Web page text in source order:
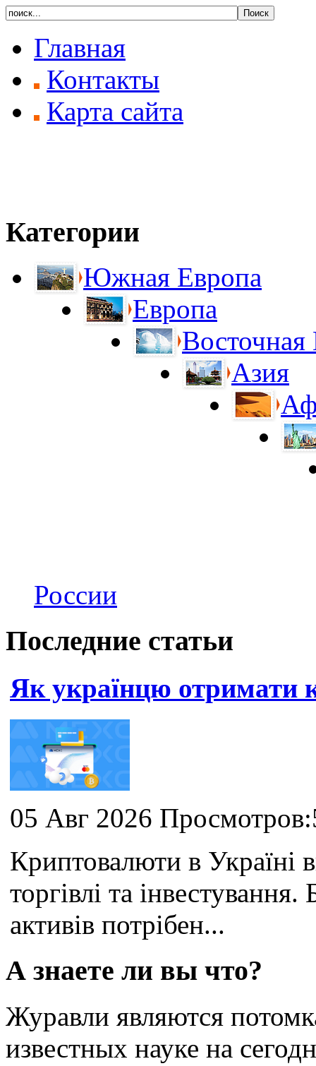
Главная
Контакты
Карта сайта
Категории
Южная Европа
Европа
Восточная
Азия
России
Последние статьи
Як українцю отримати
05 Авг 2026
Криптовалюти в Україні
торгівлі та
активів потрібен...
А знаете ли вы что?
Журавли являются
известных науке на